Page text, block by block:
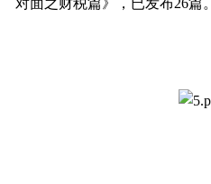
对面之财税篇》，已发布26篇。